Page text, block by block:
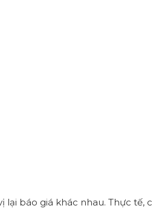
lại báo giá khác nhau. Thực tế,